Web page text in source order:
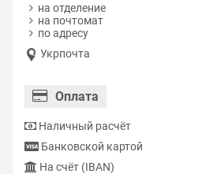
на отделение
на почтомат
по адресу
Укрпочта
Оплата
Наличный расчёт
Банковской картой
На счёт (IBAN)